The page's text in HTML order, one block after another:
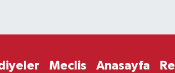
Meclis Anasayfa